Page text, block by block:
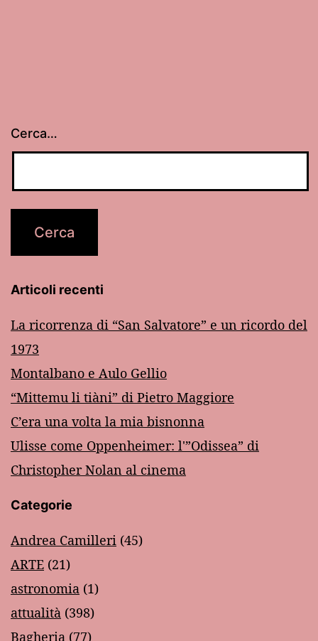
Cerca…
Articoli recenti
La ricorrenza di “San Salvatore” e un ricordo del
1973
Montalbano e Aulo Gellio
“Mittemu li tiàni” di Pietro Maggiore
C’era una volta la mia bisnonna
Ulisse come Oppenheimer: l'”Odissea” di
Christopher Nolan al cinema
Categorie
Andrea Camilleri (45)
ARTE (21)
astronomia (1)
attualità (398)
Bagheria (77)